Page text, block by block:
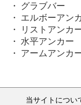
・ グラブバー
・ エルボーアン
・ リストアンカ
・ 水平アンカー
・ アームアンカ
当サイトについ